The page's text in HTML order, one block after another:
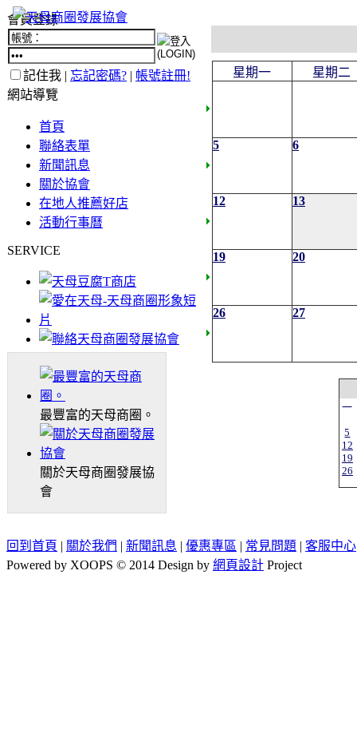
會員登錄
記住我 | 忘記密碼? | 帳號註冊!
網站導覽
首頁
聯絡表單
新聞訊息
關於協會
在地人推薦好店
活動行事曆
SERVICE
最豐富的天母商圈。
關於天母商圈發展協
會
星期一 星期二
5 6
12 13
19 20
26 27
一
5
12
19
26
回到首頁 | 關於我們 | 新聞訊息 | 優惠專區 | 常見問題 | 客服中心
Powered by XOOPS © 2014 Design by 網頁設計 Project